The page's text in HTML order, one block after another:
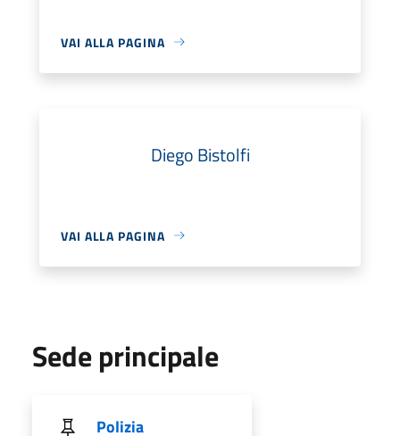
VAI ALLA PAGINA
Diego Bistolfi
VAI ALLA PAGINA
Sede principale
Polizia